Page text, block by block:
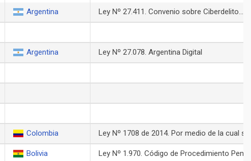
Argentina
Ley Nº 27.411. Convenio sobre Ciberdelito.
Aprobación
Argentina Ley Nº 27.078. Argentina Digital
Colombia
Ley Nº 1708 de 2014. Por medio de la cual se
expide el Código de Extinción de Dominio
Bolivia Ley Nº 1.970. Código de Procedimiento Penal